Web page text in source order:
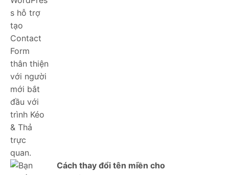
Cách thay đổi tên miền cho